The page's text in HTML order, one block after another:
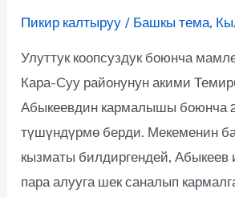
Пикир калтыруу / Башкы тема,
Улуттук коопсуздук боюнча
Кара-Суу районунун акими
Абыкеевдин кармалышы боюнча
түшүндүрмө берди. Мекеменин
кызматы билдиргендей, Абыкеев
пара алууга шек саналып